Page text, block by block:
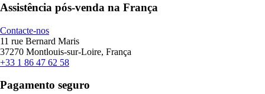
Assistência pós-venda na França
Contacte-nos
11 rue Bernard Maris
37270 Montlouis-sur-Loire, França
+33 1 86 47 62 58
Pagamento seguro